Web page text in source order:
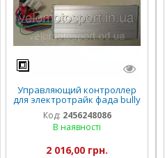
Управляющий контроллер
для электротрайк фада bully
tenny 60/72V 35A FADA BULLI
II/TENI
Код: 2456248086
В наявності
2 016,00 грн.